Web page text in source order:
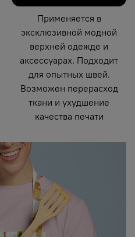
Применяется в
эксклюзивной модной
верхней одежде и
аксессуарах. Подходит
для опытных швей.
Возможен перерасход
ткани и ухудшение
качества печати